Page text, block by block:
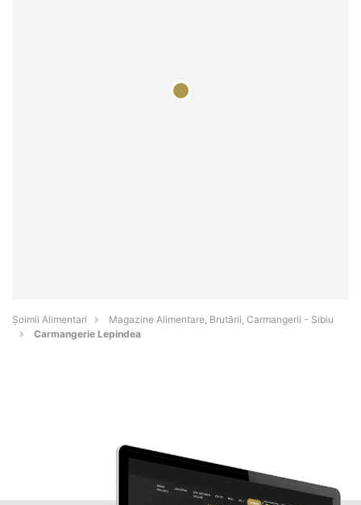
Şoimii Alimentari
Magazine Alimentare, Brutării, Carmangerii - Sibiu
Carmangerie Lepindea